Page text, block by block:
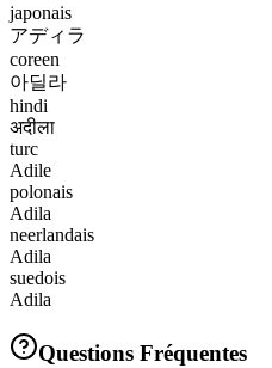
japonais
アディラ
coreen
아딜라
hindi
अदीला
turc
Adile
polonais
Adila
neerlandais
Adila
suedois
Adila
Questions Fréquentes